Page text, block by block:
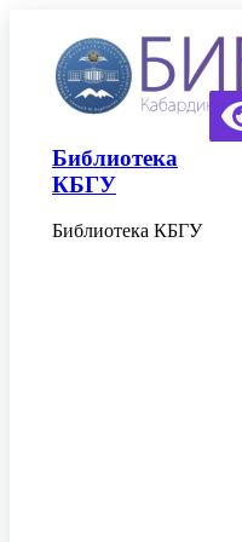
Библиотека
КБГУ
Библиотека КБГУ